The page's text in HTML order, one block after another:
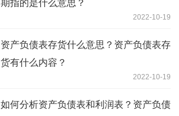
期指的是什么意思？
2022-10-19
资产负债表存货什么意思？资产负债表存
货有什么内容？
2022-10-19
如何分析资产负债表和利润表？资产负债